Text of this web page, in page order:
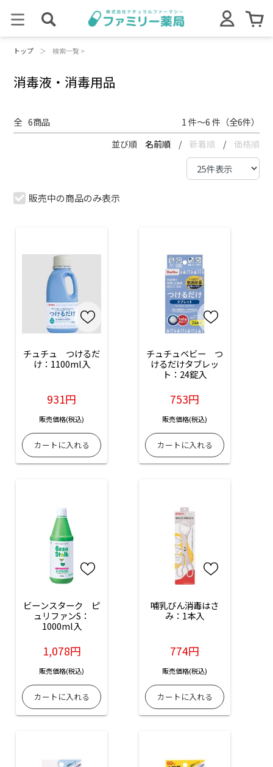
トップ ＞ 検索一覧 >
消毒液・消毒用品
全 6商品 1 件～6 件（全6件）
並び順 名前順 / 新着順 / 価格順
販売中の商品のみ表示
チュチュ　つけるだ
け：1100ml入
931円
販売価格(税込)
チュチュベビー　つ
けるだけタブレッ
ト：24錠入
753円
販売価格(税込)
ビーンスターク　ピ
ュリファンS：
1000ml入
1,078円
販売価格(税込)
哺乳びん消毒はさ
み：1本入
774円
販売価格(税込)